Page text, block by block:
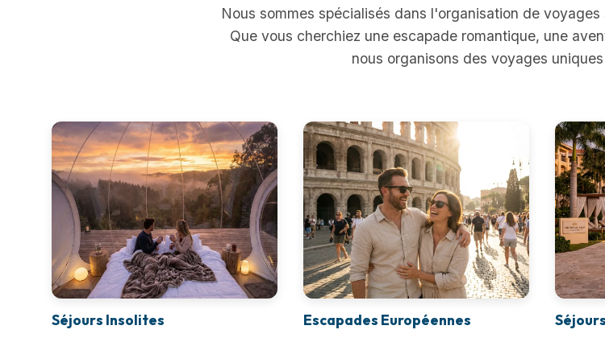
Nous sommes spécialisés dans l'organisation de
Que vous cherchiez une escapade romantique, une
nous organisons des voyages
Séjours Insolites Escapades Européennes